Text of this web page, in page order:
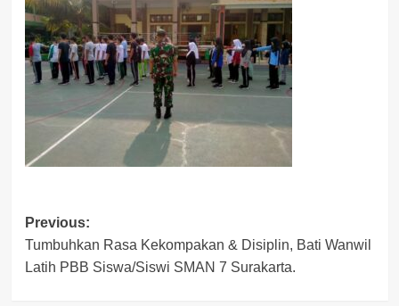
Post
navigation
Previous:
Tumbuhkan Rasa Kekompakan & Disiplin, Bati Wanwil
Latih PBB Siswa/Siswi SMAN 7 Surakarta.